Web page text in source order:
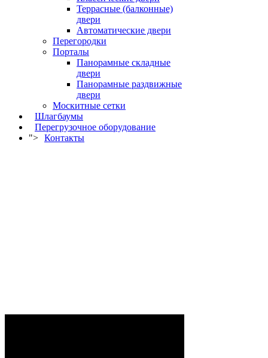
Террасные (балконные)
двери
Автоматические двери
Перегородки
Порталы
Панорамные складные
двери
Панорамные раздвижные
двери
Москитные сетки
Шлагбаумы
Перегрузочное оборудование
"> Контакты